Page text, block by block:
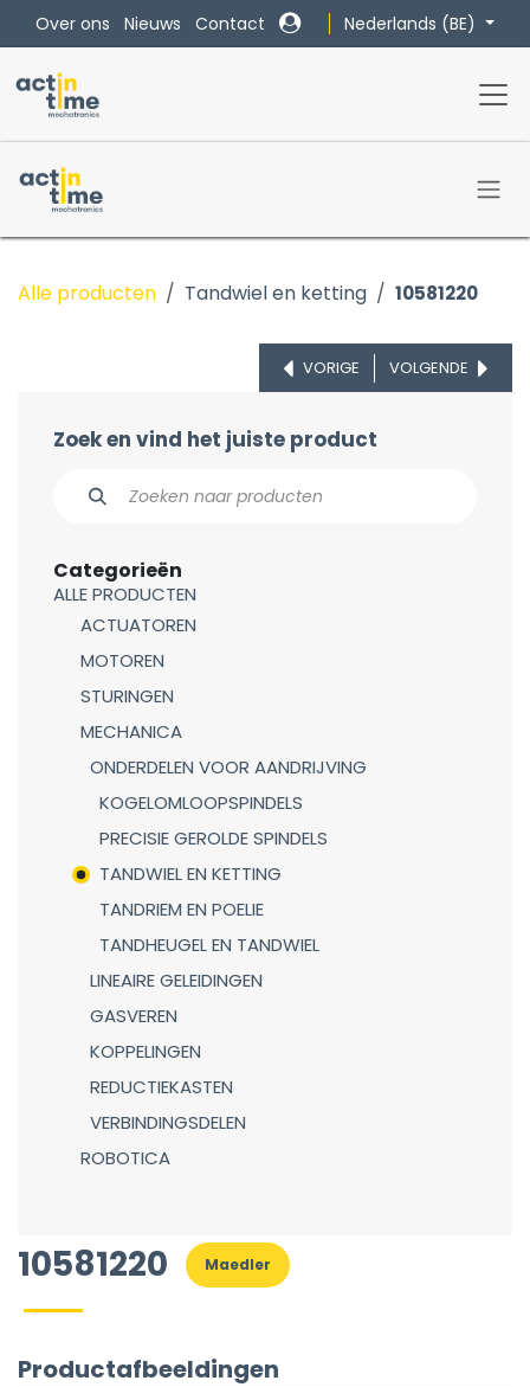
Overslaan naar inhoud
Over ons Nieuws Contact Nederlands (BE)
Alle producten Tandwiel en ketting 10581220
VORIGE VOLGENDE
Zoek en vind het juiste product
Categorieën
ALLE PRODUCTEN
ACTUATOREN
MOTOREN
STURINGEN
MECHANICA
ONDERDELEN VOOR AANDRIJVING
KOGELOMLOOPSPINDELS
PRECISIE GEROLDE SPINDELS
TANDWIEL EN KETTING
TANDRIEM EN POELIE
TANDHEUGEL EN TANDWIEL
LINEAIRE GELEIDINGEN
GASVEREN
KOPPELINGEN
REDUCTIEKASTEN
VERBINDINGSDELEN
ROBOTICA
10581220 Maedler
Productafbeeldingen